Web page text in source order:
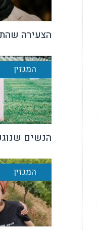
הצעירה
המגזין
הנשים
המגזין